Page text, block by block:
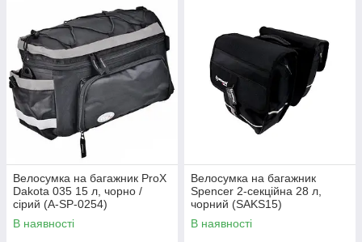
Велосумка на багажник ProX
Dakota 035 15 л, чорно /
сірий (A-SP-0254)
В наявності
Велосумка на багажник
Spencer 2-секційна 28 л,
чорний (SAKS15)
В наявності